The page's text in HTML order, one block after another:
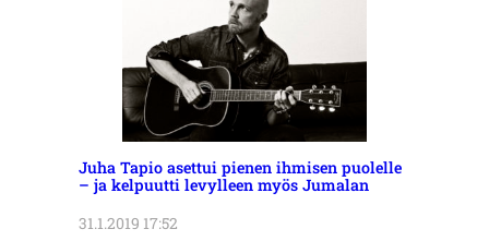
Juha Tapio asettui pienen ihmisen puolelle
– ja kelpuutti levylleen myös Jumalan
31.1.2019 17:52